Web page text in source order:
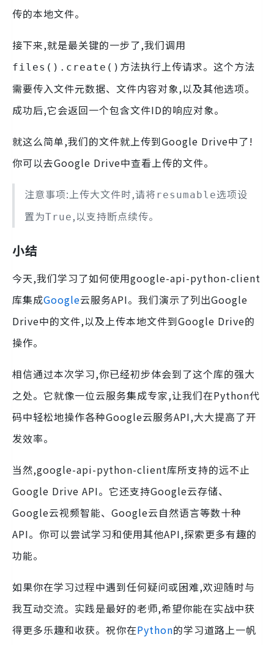
传的本地文件。
接下来,就是最关键的一步了,我们调用
files().create() 方法执行上传请求。这个方法
需要传入文件元数据、文件内容对象,以及其他选项。
成功后,它会返回一个包含文件ID的响应对象。
就这么简单,我们的文件就上传到Google Drive中了!
你可以去Google Drive中查看上传的文件。
注意事项:上传大文件时,请将 resumable选项设
置为True,以支持断点续传。
小结
今天,我们学习了如何使用google-api-python-client
库集成Google云服务API。我们演示了列出Google
Drive中的文件,以及上传本地文件到Google Drive的
操作。
相信通过本次学习,你已经初步体会到了这个库的强大
之处。它就像一位云服务集成专家,让我们在Python代
码中轻松地操作各种Google云服务API,大大提高了开
发效率。
当然,google-api-python-client库所支持的远不止
Google Drive API。它还支持Google云存储、
Google云视频智能、Google云自然语言等数十种
API。你可以尝试学习和使用其他API,探索更多有趣的
功能。
如果你在学习过程中遇到任何疑问或困难,欢迎随时与
我互动交流。实践是最好的老师,希望你能在实战中获
得更多乐趣和收获。祝你在Python的学习道路上一帆